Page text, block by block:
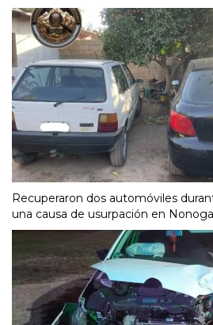
Recuperaron dos automóviles
una causa de usurpación en